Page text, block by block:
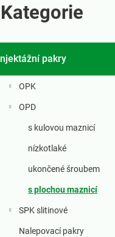
Kategorie
Injektážní pakry
OPK
OPD
s kulovou maznicí
nízkotlaké
ukončené šroubem
s plochou maznicí
SPK slitinové
Nalepovací pakry